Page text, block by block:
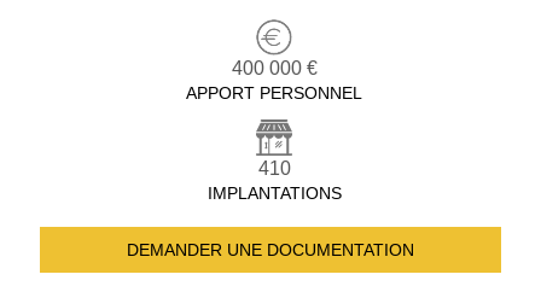
400 000 €
APPORT PERSONNEL
410
IMPLANTATIONS
DEMANDER UNE DOCUMENTATION